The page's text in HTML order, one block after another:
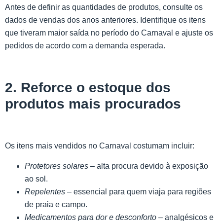
Antes de definir as quantidades de produtos, consulte os
dados de vendas dos anos anteriores. Identifique os itens
que tiveram maior saída no período do Carnaval e ajuste os
pedidos de acordo com a demanda esperada.
2. Reforce o estoque dos
produtos mais procurados
Os itens mais vendidos no Carnaval costumam incluir:
Protetores solares – alta procura devido à exposição
ao sol.
Repelentes – essencial para quem viaja para regiões
de praia e campo.
Medicamentos para dor e desconforto – analgésicos e